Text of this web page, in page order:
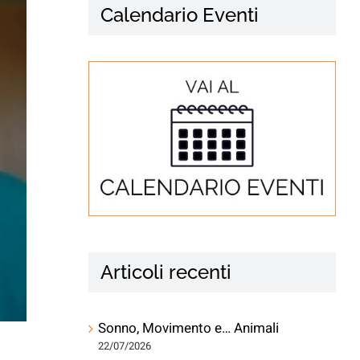
Calendario Eventi
Articoli recenti
Sonno, Movimento e… Animali
22/07/2026